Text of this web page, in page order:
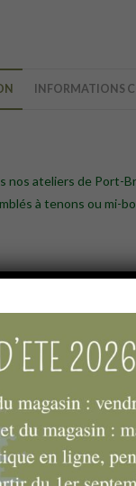
INFORMATIONS
nos ateliers de Port-
à tenons ou mi-
aéré